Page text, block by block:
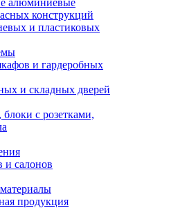
алюминиевые
конструкций
и пластиковых
и гардеробных
и складных дверей
с розетками,
и салонов
продукция